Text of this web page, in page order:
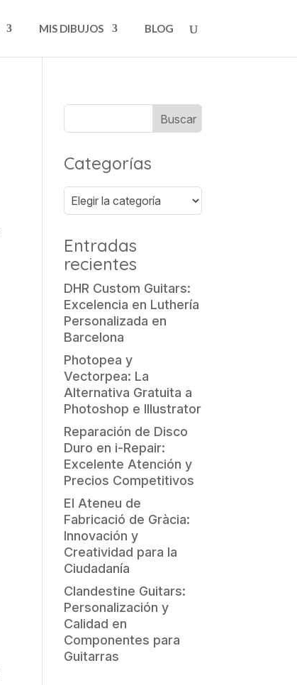
MIS DIBUJOS BLOG
Categorías
Categorías
Entradas
recientes
DHR Custom Guitars:
Excelencia en Luthería
Personalizada en
Barcelona
Photopea y
Vectorpea: La
Alternativa Gratuita a
Photoshop e Illustrator
Reparación de Disco
Duro en i-Repair:
Excelente Atención y
Precios Competitivos
El Ateneu de
Fabricació de Gràcia:
Innovación y
Creatividad para la
Ciudadanía
Clandestine Guitars:
Personalización y
Calidad en
Componentes para
Guitarras